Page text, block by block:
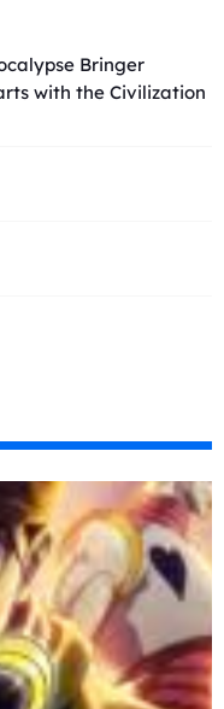
Bringer
with the Civilization